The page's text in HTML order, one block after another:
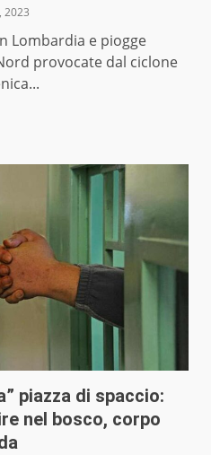
2023
Lombardia e piogge
provocate dal ciclone
piazza di spaccio:
nel bosco, corpo